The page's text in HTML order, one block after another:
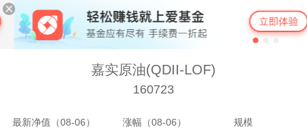
嘉实原油(QDII-LOF)
160723
最新净值（08-06） 涨幅（08-06） 规模